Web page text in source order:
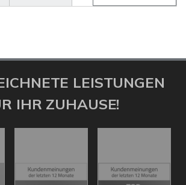
LEISTUNGEN
IHR ZUHAUSE!